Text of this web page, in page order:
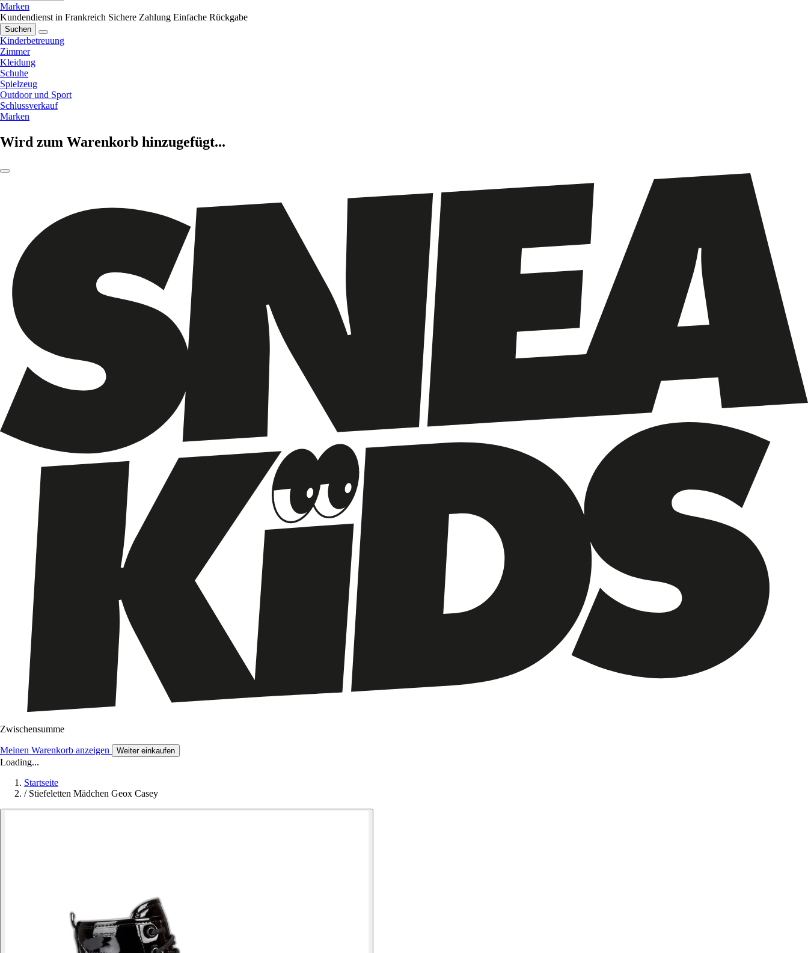
Marken
Kundendienst in Frankreich Sichere Zahlung Einfache Rückgabe
Suchen
Kinderbetreuung
Zimmer
Kleidung
Schuhe
Spielzeug
Outdoor und Sport
Schlussverkauf
Marken
Wird zum Warenkorb hinzugefügt...
Zwischensumme
Meinen Warenkorb anzeigen Weiter einkaufen
Loading...
Startseite
/ Stiefeletten Mädchen Geox Casey